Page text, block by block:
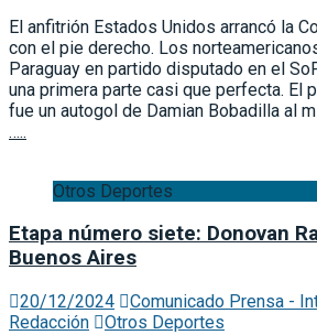
El anfitrión Estados Unidos arrancó la
con el pie derecho. Los
Paraguay en partido disputado en el
una primera parte casi que perfecta. El
fue un autogol de Damian Bobadilla al
…..
Otros Deportes
Etapa número siete: Donovan
Buenos Aires
20/12/2024
Comunicado Prensa -
Redacción
Otros Deportes